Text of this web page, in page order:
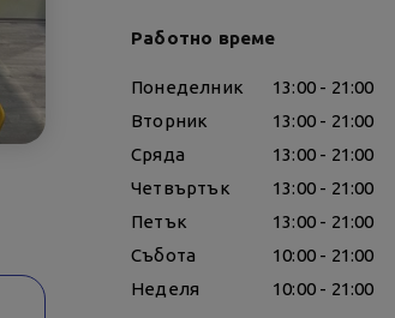
Работно време
Понеделник
13:00 - 21:00
Вторник
13:00 - 21:00
Сряда
13:00 - 21:00
Четвъртък
13:00 - 21:00
Петък
13:00 - 21:00
Събота
10:00 - 21:00
Неделя
10:00 - 21:00